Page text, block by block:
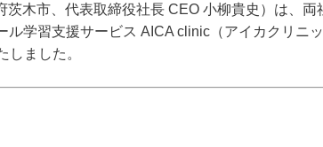
茨木市、代表取締役社長 CEO 小柳貴史）は、両
ル学習支援サービス AICA clinic（アイカクリニ
しました。